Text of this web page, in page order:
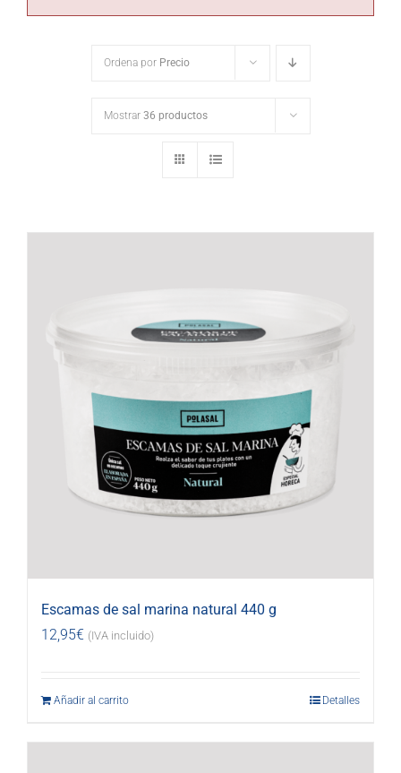
Ordena por Precio
Mostrar 36 productos
Escamas de sal marina natural 440 g
12,95€ (IVA incluido)
Añadir al carrito Detalles